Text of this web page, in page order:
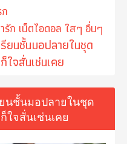
รัก เน็ตไอดอล ใสๆ อื่นๆ
ยนชั้นมอปลายในชุด
จสั่นเช่นเคย
นชั้นมอปลายในชุด
จสั่นเช่นเคย